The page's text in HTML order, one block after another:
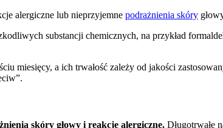
alergiczne lub nieprzyjemne podrażnienia skóry
substancji chemicznych, na przykład
miesięcy, a ich trwałość zależy od jakości
skóry głowy i reakcje alergiczne. Długotrwałe